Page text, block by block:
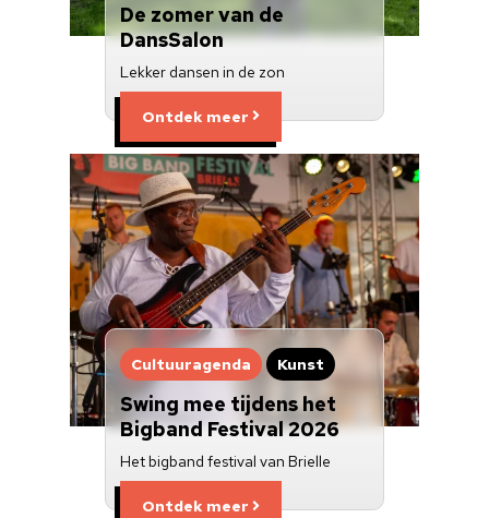
De zomer van de
DansSalon
Lekker dansen in de zon
Ontdek meer
Cultuuragenda Kunst
Swing mee tijdens het
Bigband Festival 2026
Het bigband festival van Brielle
Ontdek meer